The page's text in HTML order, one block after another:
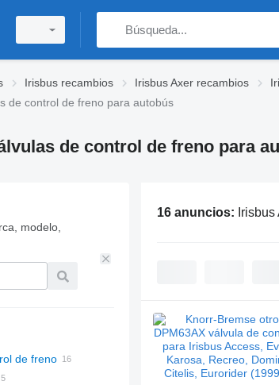
Irisbus recambios Irisbus Axer recambios
de control de freno para autobús
de control de freno para
modelo,
de freno
16 anuncios: